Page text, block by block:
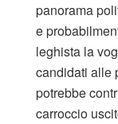
panorama
e
leghista la
candidati alle
potrebbe
carroccio